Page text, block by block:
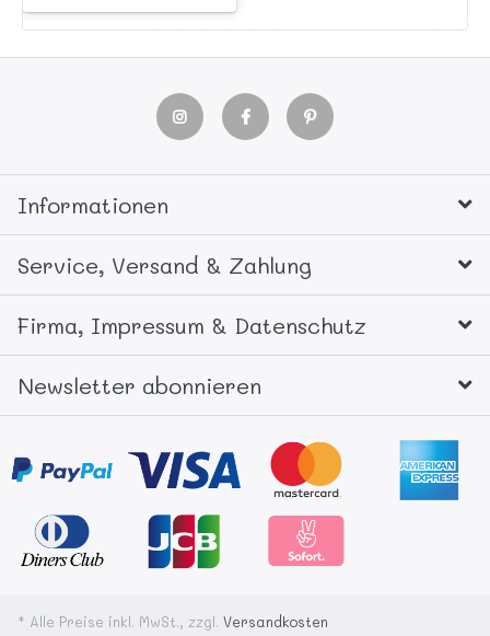
Informationen
Service, Versand & Zahlung
Firma, Impressum & Datenschutz
Newsletter abonnieren
* Alle Preise inkl. MwSt., zzgl. Versandkosten